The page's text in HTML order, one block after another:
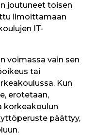
joutuneet toisen
ilmoittamaan
IT-
voimassa vain sen
tai
Kun
erotetaan,
korkeakoulun
päättyy,